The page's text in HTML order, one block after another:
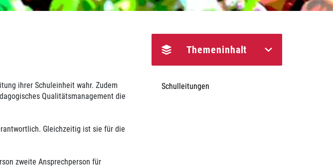
ihrer Schuleinheit wahr. Zudem
Qualitätsmanagement die
Gleichzeitig ist sie für die
zweite Ansprechperson für
Themeninhalt
Schulleitungen